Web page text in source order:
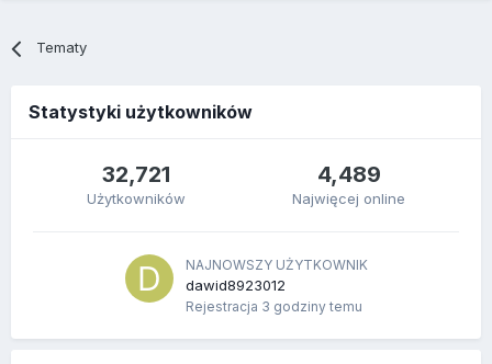
Tematy
Statystyki użytkowników
32,721
Użytkowników
4,489
Najwięcej online
NAJNOWSZY UŻYTKOWNIK
dawid8923012
Rejestracja 3 godziny temu